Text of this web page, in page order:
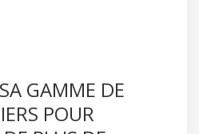
GAMME DE
POUR